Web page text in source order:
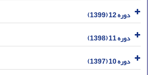
دوره 12 (1399)
دوره 11 (1398)
دوره 10 (1397)